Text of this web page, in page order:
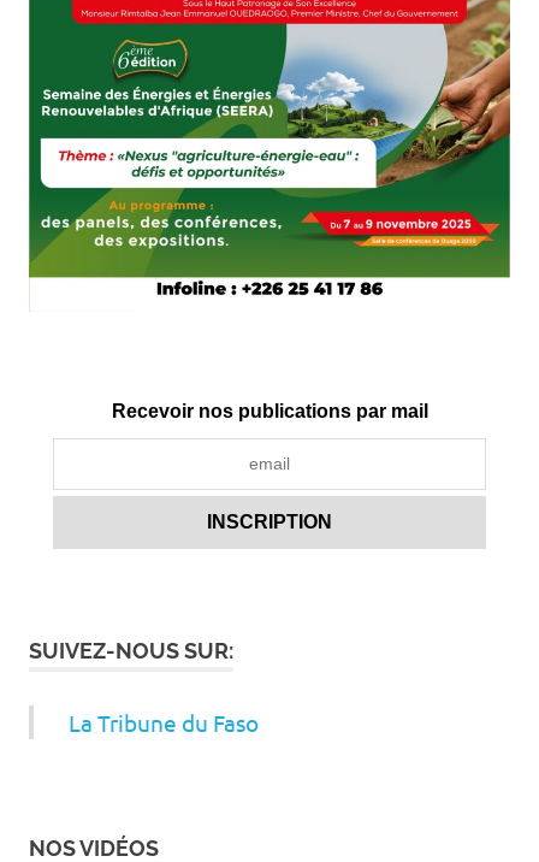
Recevoir nos publications par mail
SUIVEZ-NOUS SUR:
La Tribune du Faso
NOS VIDÉOS